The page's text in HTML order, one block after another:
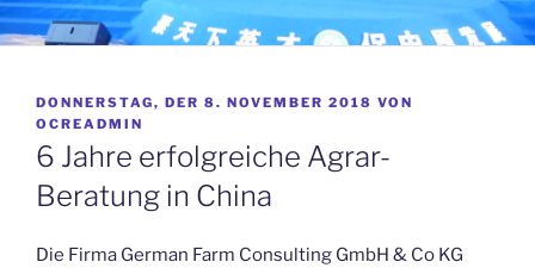
VERÖFFENTLICHT
AM
DONNERSTAG, DER 8. NOVEMBER 2018 VON
OCREADMIN
6 Jahre erfolgreiche Agrar-
Beratung in China
Die Firma German Farm Consulting GmbH & Co KG